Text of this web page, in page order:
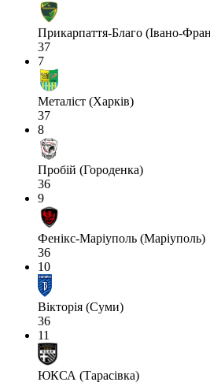
Прикарпаття-Благо (Івано-
37
7
Металіст (Харків)
37
8
Пробій (Городенка)
36
9
Фенікс-Маріуполь (Маріуполь)
36
10
Вікторія (Суми)
36
11
ЮКСА (Тарасівка)